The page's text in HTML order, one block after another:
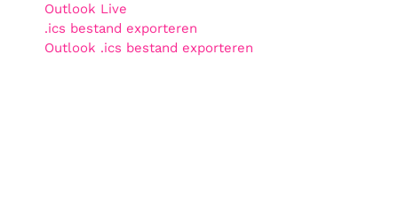
Outlook Live
.ics bestand exporteren
Outlook .ics bestand exporteren